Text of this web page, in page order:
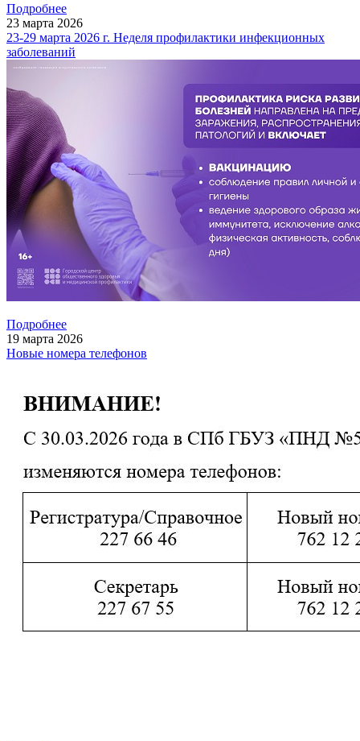
Подробнее
23 марта 2026
23-29 марта 2026 г. Неделя профилактики инфекционных
заболеваний
Подробнее
19 марта 2026
Новые номера телефонов